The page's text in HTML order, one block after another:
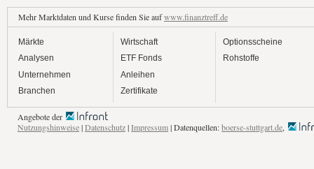
Mehr Marktdaten und Kurse finden Sie aufwww.finanztreff.de
Märkte
Analysen
Unternehmen
Branchen
Wirtschaft
ETF Fonds
Anleihen
Zertifikate
Optionsscheine
Rohstoffe
Angebote der
Nutzungshinweise|Datenschutz|Impressum| Datenquellen:boerse-stuttgart.de,